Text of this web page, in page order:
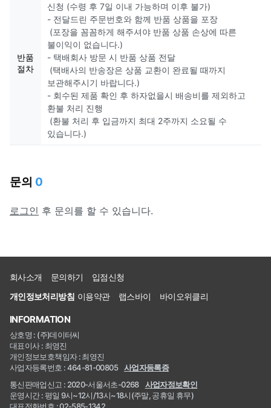
반품
절차
신청 (수령 후 7일 이내 가능하며 이후 불가)
- 전달드린 주문번호와 함께 반품 상품을 포장
(포장을 꼼꼼하게 해주셔야 반품 상품 손상에 따른
불이익이 없습니다.)
- 택배회사 방문 시 반품 상품 전달
(택배사의 반송장은 상품 교환이 완료될 때까지
보관해주시기 바랍니다.)
- 회수된 제품 확인 후 하자없을시 배송비를 제외하고
환불 처리 진행
(환불 처리 후 입금까지 최대 2주까지 소요될 수
있습니다.)
문의 0
로그인 후 문의를 할 수 있습니다.
회사소개 문의하기
입점신청
개인정보처리방침 이용약관 랩스바이 바이오위클리
INFORMATION
상호명 : (주)데이터씨
대표이사 : 최영진
개인정보보호책임자 : 최영진
사업자등록번호 : 464-81-00805
사업자등록증
통신판매업신고 : 2020-서울서초-0268
사업자정보확인
운영시간 : 평일 9시~12시/13시~18시(주말, 공휴일 휴무)